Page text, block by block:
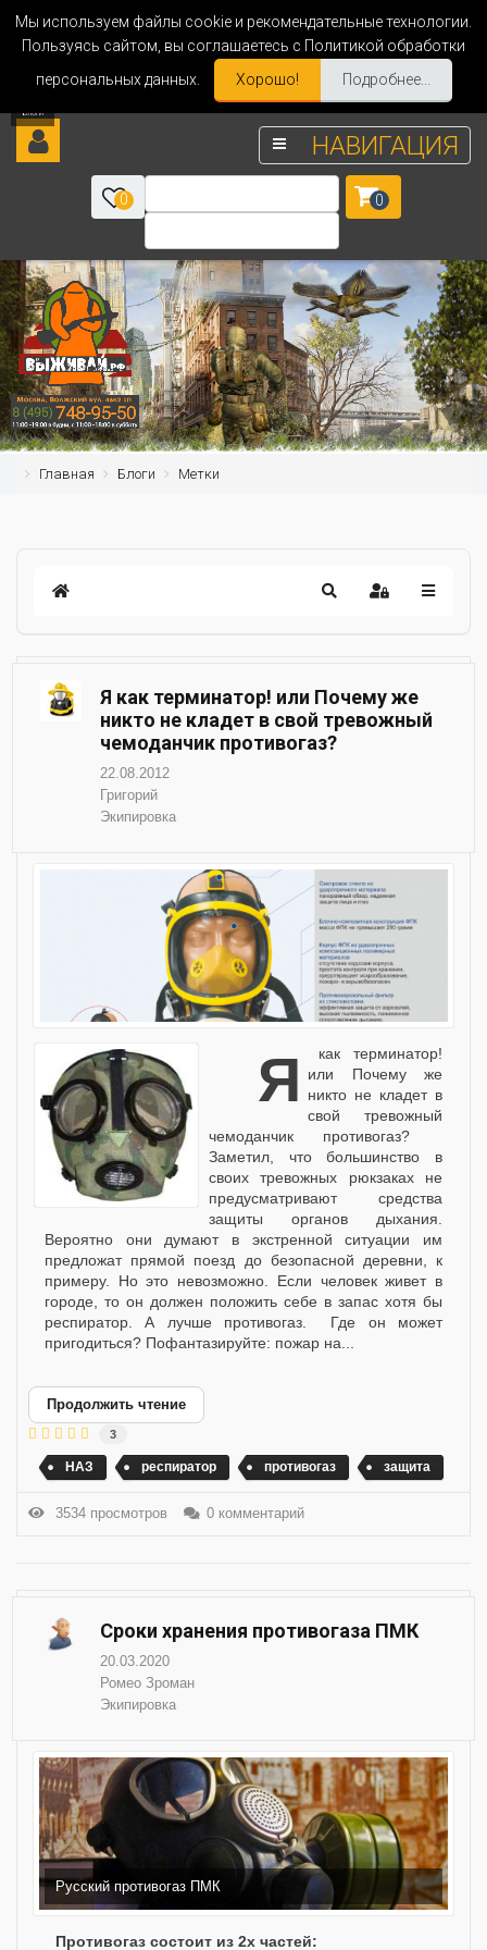
Мы используем файлы cookie и рекомендательные технологии.
Пользуясь сайтом, вы соглашаетесь с Политикой обработки
персональных данных.
Хорошо! Подробнее...
НАВИГАЦИЯ
0 0
Главная Блоги Метки
Я как терминатор! или Почему же
никто не кладет в свой тревожный
чемоданчик противогаз?
22.08.2012
Григорий
Экипировка
Я как терминатор!
или Почему же
никто не кладет в
свой тревожный
чемоданчик противогаз?
Заметил, что большинство в
своих тревожных рюкзаках не
предусматривают средства
защиты органов дыхания.
Вероятно они думают в экстренной ситуации им
предложат прямой поезд до безопасной деревни, к
примеру. Но это невозможно. Если человек живет в
городе, то он должен положить себе в запас хотя бы
респиратор. А лучше противогаз. Где он может
пригодиться? Пофантазируйте: пожар на...
Продолжить чтение
3
НАЗ респиратор противогаз защита
3534 просмотров 0 комментарий
Сроки хранения противогаза ПМК
20.03.2020
Ромео Зроман
Экипировка
Русский противогаз ПМК
Противогаз состоит из 2х частей: